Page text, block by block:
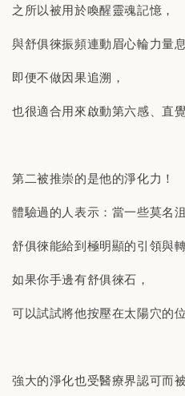
之所以被用於喚醒靈魂記憶，
與舒俱徠振頻連動眉心輪力量
即便不做因果追溯，
也很適合用來啟動第六感、直
第二被推崇的是他的淨化力！
體驗過的人表示：當一些莫名
舒俱徠能給到極明顯的引領與轉
如果你手邊有舒俱徠石，
可以試試將他按壓在太陽穴的位
強大的淨化也受醫療界認可而